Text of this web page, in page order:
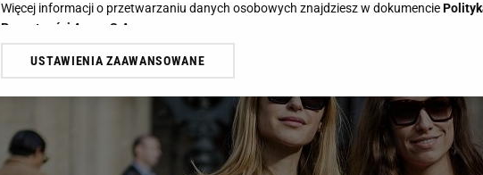
Więcej informacji o przetwarzaniu danych osobowych znajdziesz w dokumencie
Prywatności Agora S.A.
Klikając „Akceptuję” wyrażasz też zgodę na zainstalowanie i przechowywanie plików
dotyczące plików cookie, wywołując narzędzie do zarządzania twoimi preferencjami
odnośnik „Ustawienia prywatności ” w stopce serwisu i przechodząc do „Ustawień
plików cookie możliwa jest także za pomocą ustawień przeglądarki.
USTAWIENIA ZAAWANSOWANE